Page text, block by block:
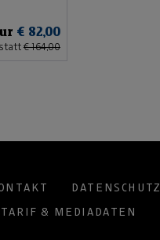
€ 82,00
statt € 164,00
DATENSCHUTZ
TARIF & MEDIADATEN